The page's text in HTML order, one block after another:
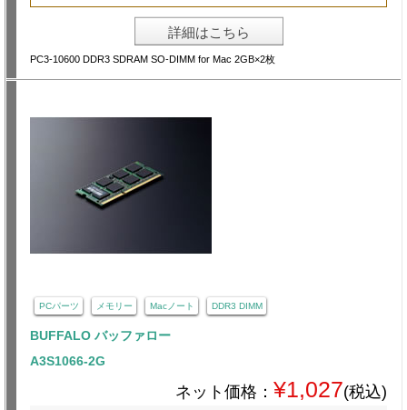
詳細はこちら
PC3-10600 DDR3 SDRAM SO-DIMM for Mac 2GB×2枚
PCパーツ メモリー Macノート DDR3 DIMM
BUFFALO バッファロー
A3S1066-2G
ネット価格： ¥1,027(税込)